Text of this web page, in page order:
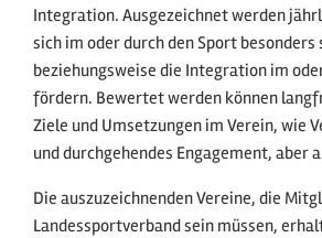
Integration. Ausgezeichnet werden
sich im oder durch den Sport
beziehungsweise die Integration im
fördern. Bewertet werden können
Ziele und Umsetzungen im Verein, wie
und durchgehendes Engagement, aber
Die auszuzeichnenden Vereine, die
Landessportverband sein müssen,